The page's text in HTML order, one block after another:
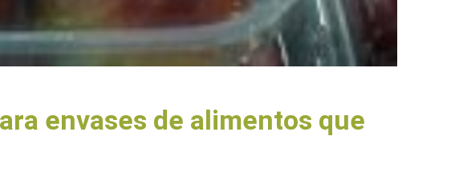
envases de alimentos que